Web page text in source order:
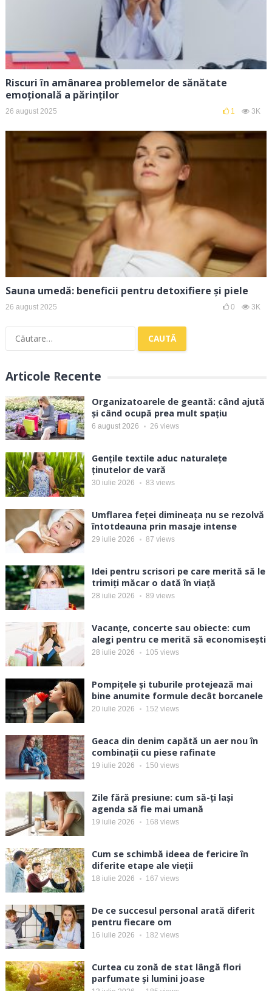
Riscuri în amânarea problemelor de sănătate
emoțională a părinților
26 august 2025 1 3K
Sauna umedă: beneficii pentru detoxifiere și piele
26 august 2025 0 3K
Caută
Articole Recente
Organizatoarele de geantă: când ajută
și când ocupă prea mult spațiu
6 august 2026 26 views
Gențile textile aduc naturalețe
ținutelor de vară
30 iulie 2026 83 views
Umflarea feței dimineața nu se rezolvă
întotdeauna prin masaje intense
29 iulie 2026 87 views
Idei pentru scrisori pe care merită să le
trimiți măcar o dată în viață
28 iulie 2026 89 views
Vacanțe, concerte sau obiecte: cum
alegi pentru ce merită să economisești
28 iulie 2026 105 views
Pompițele și tuburile protejează mai
bine anumite formule decât borcanele
20 iulie 2026 152 views
Geaca din denim capătă un aer nou în
combinații cu piese rafinate
19 iulie 2026 150 views
Zile fără presiune: cum să-ți lași
agenda să fie mai umană
19 iulie 2026 168 views
Cum se schimbă ideea de fericire în
diferite etape ale vieții
18 iulie 2026 167 views
De ce succesul personal arată diferit
pentru fiecare om
16 iulie 2026 182 views
Curtea cu zonă de stat lângă flori
parfumate și lumini joase